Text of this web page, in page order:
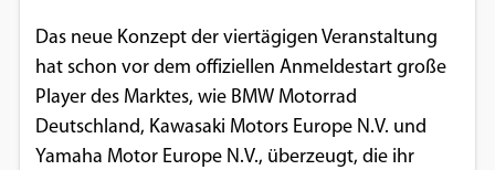
Das neue Konzept der viertägigen Veranstaltung
hat schon vor dem offiziellen Anmeldestart große
Player des Marktes, wie BMW Motorrad
Deutschland, Kawasaki Motors Europe N.V. und
Yamaha Motor Europe N.V., überzeugt, die ihr
YouTube
Vimeo